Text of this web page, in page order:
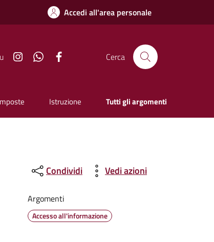
Accedi all'area personale
InstagramWhatsapp Cerca
Istruzione Tutti gli argomenti
Condividi Vedi azioni
Argomenti
Accesso all'informazione